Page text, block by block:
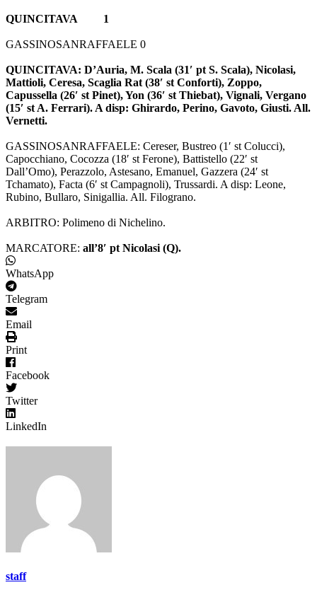
QUINCITAVA 1
GASSINOSANRAFFAELE 0
QUINCITAVA: D’Auria, M. Scala (31′ pt S. Scala), Nicolasi,
Mattioli, Ceresa, Scaglia Rat (38′ st Conforti), Zoppo,
Capussella (26′ st Pinet), Yon (36′ st Thiebat), Vignali, Vergano
(15′ st A. Ferrari). A disp: Ghirardo, Perino, Gavoto, Giusti. All.
Vernetti.
GASSINOSANRAFFAELE: Cereser, Bustreo (1′ st Colucci),
Capocchiano, Cocozza (18′ st Ferone), Battistello (22′ st
Dall’Omo), Perazzolo, Astesano, Emanuel, Gazzera (24′ st
Tchamato), Facta (6′ st Campagnoli), Trussardi. A disp: Leone,
Rubino, Bullaro, Sinigallia. All. Filograno.
ARBITRO: Polimeno di Nichelino.
MARCATORE: all’8′ pt Nicolasi (Q).
WhatsApp
Telegram
Email
Print
Facebook
Twitter
LinkedIn
staff